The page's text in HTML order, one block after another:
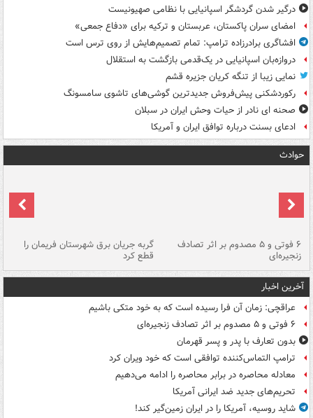
درگیر شدن گردشگر اسپانیایی با نظامی صهیونیست
امضای سران پاکستان، عربستان و ترکیه برای «دفاع جمعی»
افشاگری برادرزاده ترامپ: تمام تصمیم‌هایش از روی ترس است
دروازه‌بان اسپانیایی در یک‌قدمی بازگشت به استقلال
نمایی زیبا از تنگه کریان جزیره قشم
رکوردشکنی پیش‌فروش جدیدترین گوشی‌های تاشوی سامسونگ
صحنه ای نادر از حیات وحش ایران در سبلان
ادعای بسنت درباره توافق ایران و آمریکا
حوادث
۶ فوتی و ۵ مصدوم بر اثر تصادف
زنجیره‌ای
گربه جریان برق شهرستان فریمان را
قطع کرد
آخرین اخبار
عراقچی: زمان آن فرا رسیده است که به خود متکی باشیم
۶ فوتی و ۵ مصدوم بر اثر تصادف زنجیره‌ای
بدون تعارف با پدر و پسر قهرمان
ترامپ التماس‌کننده توافقی است که خود ویران کرد
معادله محاصره در برابر محاصره را ادامه می‌دهیم
تحریم‌های جدید ضد ایرانی آمریکا
شاید روسیه، آمریکا را در ایران زمین‌گیر کند!